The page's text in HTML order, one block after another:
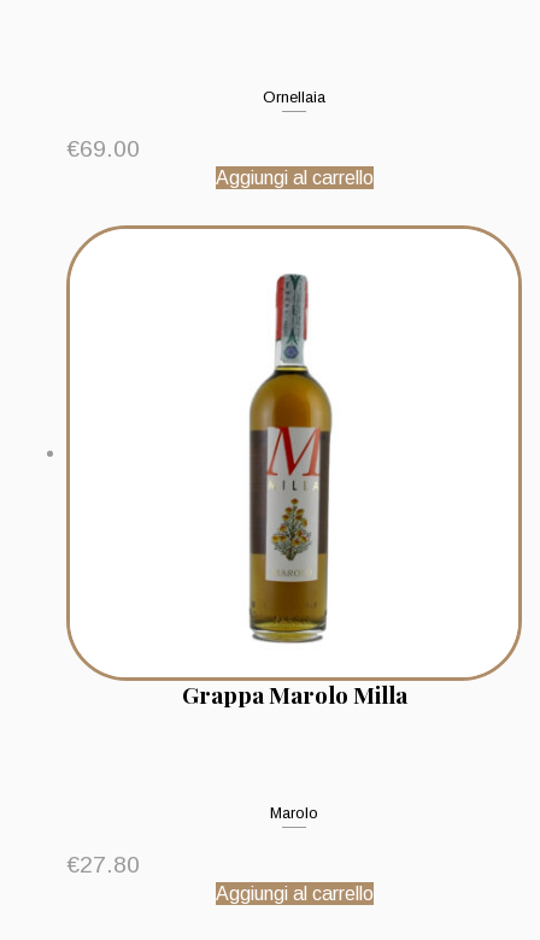
Ornellaia
€69.00
Aggiungi al carrello
Grappa Marolo Milla
Marolo
€27.80
Aggiungi al carrello